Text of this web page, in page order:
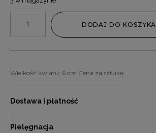
DODAJ DO KOSZYKA
Wielkość kwiatu: 6 cm Cena za sztukę.
Dostawa i płatność
Pielęgnacja